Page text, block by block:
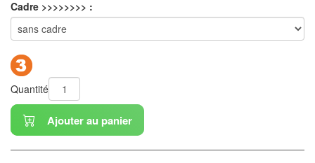
Cadre >>>>>>>> :
Quantité
Ajouter au panier